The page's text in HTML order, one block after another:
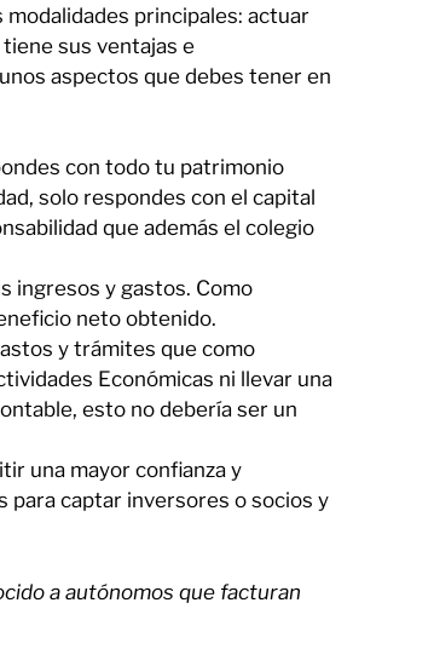
principales: actuar
sus ventajas e
aspectos que debes tener en
con todo tu patrimonio
solo respondes con el capital
que además el colegio
ingresos y gastos. Como
neto obtenido.
y trámites que como
Económicas ni llevar una
esto no debería ser un
una mayor confianza y
para captar inversores o socios y
a autónomos que facturan